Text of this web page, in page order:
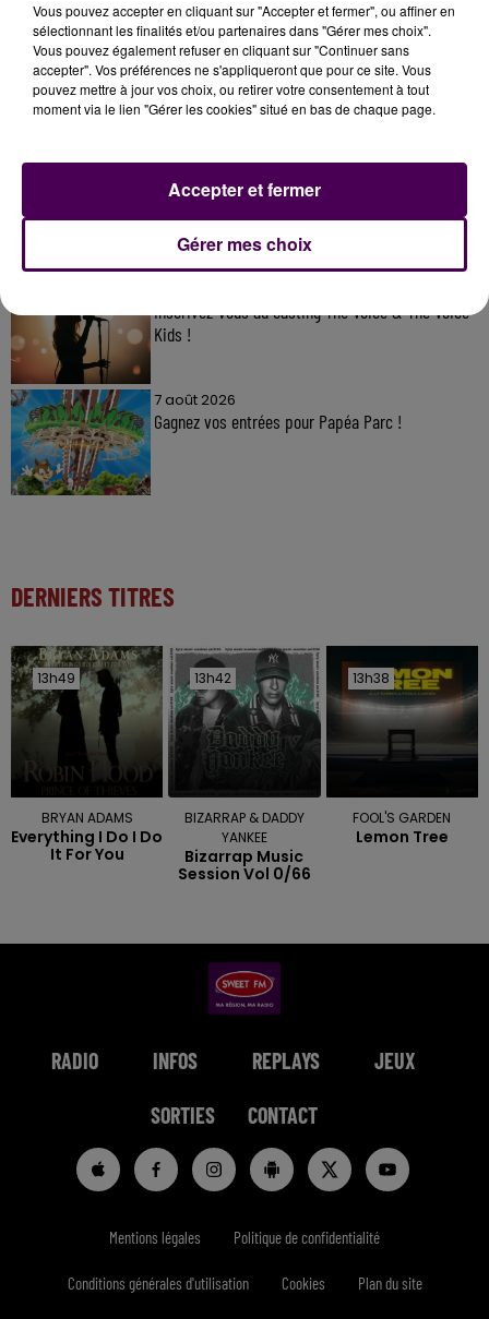
À LA UNE
7 août 2026
Gagnez vos pass pour le V and B Fest' 2026 !
Inscrivez-vous au casting The Voice & The Voice
Kids !
7 août 2026
Gagnez vos entrées pour Papéa Parc !
DERNIERS TITRES
13h49
13h49
BRYAN ADAMS
Everything I Do I Do
It For You
13h42
13h42
BIZARRAP & DADDY
YANKEE
Bizarrap Music
Session Vol 0/66
13h38
13h38
FOOL'S GARDEN
Lemon Tree
RADIO INFOS REPLAYS JEUX
SORTIES CONTACT
Mentions légales Politique de confidentialité
Conditions générales d'utilisation Cookies Plan du site
Vous pouvez accepter en cliquant sur "Accepter et fermer", ou affiner en
sélectionnant les finalités et/ou partenaires dans "Gérer mes choix".
Vous pouvez également refuser en cliquant sur "Continuer sans
accepter". Vos préférences ne s'appliqueront que pour ce site. Vous
pouvez mettre à jour vos choix, ou retirer votre consentement à tout
moment via le lien "Gérer les cookies" situé en bas de chaque page.
Gérer mes choix
Accepter et fermer